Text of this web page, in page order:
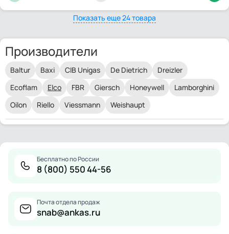
Показать еще 24 товара
Производители
Baltur Baxi CIB Unigas De Dietrich
Dreizler
Ecoflam
Elco FBR Giersch Honeywell
Lamborghini
Oilon
Riello Viessmann Weishaupt
Бесплатно по России
8 (800) 550 44-56
Почта отдела продаж
snab@ankas.ru